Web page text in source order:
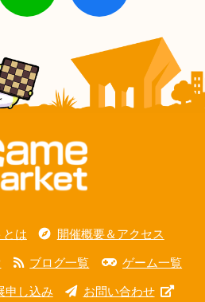
とは 開催概要＆アクセス
ブログ一覧 ゲーム一覧
申し込み お問い合わせ